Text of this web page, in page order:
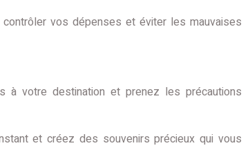
vos dépenses et éviter les mauvaises
à votre destination et prenez les précautions
et créez des souvenirs précieux qui vous